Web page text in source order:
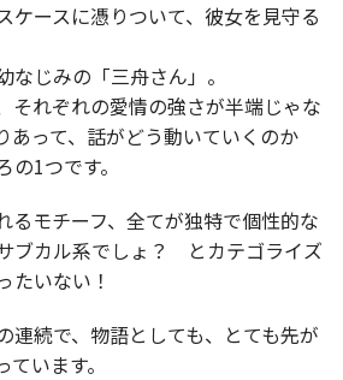
ケースに憑りついて、彼女を見守る
なじみの「三舟さん」。
それぞれの愛情の強さが半端じゃな
あって、話がどう動いていくのか
1つです。
るモチーフ、全てが独特で個性的な
ブカル系でしょ？ とカテゴライズ
たいない！
連続で、物語としても、とても先が
います。